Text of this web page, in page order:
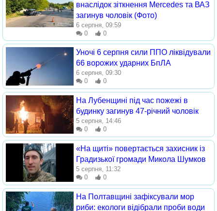
внаслідок зіткнення Mercedes та ВАЗ
загинув чоловік (Фото)
6 серпня, 09:59
0
0
Уночі 6 серпня сили ППО ліквідували
66 ворожих ударних БпЛА
6 серпня, 09:30
0
0
На Лубенщині під час пожежі в
будинку загинув 47-річний чоловік
5 серпня, 14:46
0
0
«На щиті» повертається захисник із
Градизької громади Микола Шумков
5 серпня, 11:32
0
0
На Полтавщині зафіксували мор
риби: екологи відібрали проби води